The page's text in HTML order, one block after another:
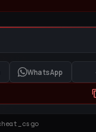
WhatsApp